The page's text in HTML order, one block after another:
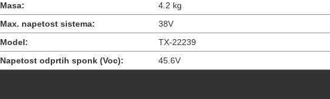
Masa:
4.2 kg
Max. napetost sistema:
38V
Model:
TX-22239
Napetost odprtih sponk (Voc):
45.6V